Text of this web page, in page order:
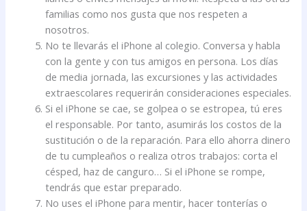
familias como nos gusta que nos respeten a
nosotros.
No te llevarás el iPhone al colegio. Conversa y habla
con la gente y con tus amigos en persona. Los días
de media jornada, las excursiones y las actividades
extraescolares requerirán consideraciones especiales.
Si el iPhone se cae, se golpea o se estropea, tú eres
el responsable. Por tanto, asumirás los costos de la
sustitución o de la reparación. Para ello ahorra dinero
de tu cumpleaños o realiza otros trabajos: corta el
césped, haz de canguro… Si el iPhone se rompe,
tendrás que estar preparado.
No uses el iPhone para mentir, hacer tonterías o